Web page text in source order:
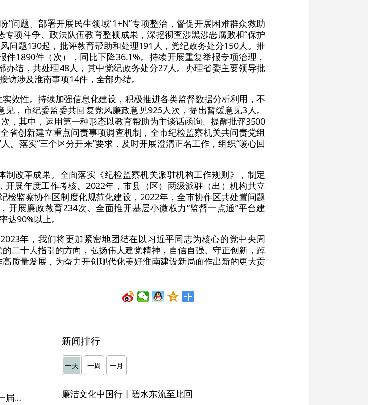
”问题。部署开展民生领域“1+N”专项整治，督促开展困难群众救助
项斗争、政法队伍教育整顿成果，深挖彻查涉黑涉恶腐败和“保护
问题130起，批评教育帮助和处理191人，党纪政务处分150人。推
1890件（次），同比下降36.1%。持续开展重复举报专项治理，
结，共处理48人，其中党纪政务处分27人。办理省委主要领导批
涉及淮南事项14件，全部办结。
效性。持续加强信息化建设，积极推进各类监督数据分析利用，不
，市纪委监委共回复党风廉政意见925人次，提出暂缓意见3人。
，其中，运用第一种形态以教育帮助为主谈话函询、提醒批评3500
省创新建立重点问责事项调查机制，全市纪检监察机关共问责党组
。落实“三个区分开来”要求，及时开展澄清正名工作，组织“暖心回
制改革成果。全面落实《纪检监察机关派驻机构工作规则》，制定
开展年度工作考核。2022年，市县（区）两级派驻（出）机构共立
检监察协作区制度化规范化建设，2022年，全市协作区共处置问题
开展廉政教育234次。全面推开基层小微权力“监督一点通”平台建
达90%以上。
年，我们将更加紧密地团结在以习近平同志为核心的党中央周
二十大指引的方向，弘扬伟大建党精神，自信自强、守正创新，踔
质量发展，为奋力开创现代化美好淮南建设新局面作出新的更大贡
【纪委书记（纪检组长）谈学习贯彻省纪委十一届三次全会精神】亳州：持之以恒正风肃纪反腐 深入推进纪检监察工作高质量发展
新闻排行
一天 一周 一月
廉洁文化中国行丨碧水东流至此回